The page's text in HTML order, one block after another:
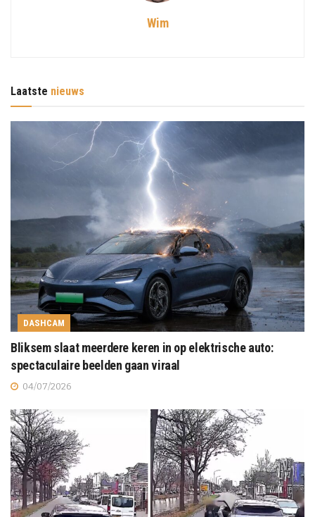
Wim
Laatste nieuws
DASHCAM
Bliksem slaat meerdere keren in op elektrische auto:
spectaculaire beelden gaan viraal
04/07/2026